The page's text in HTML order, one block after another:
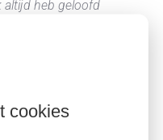
altijd heb geloofd
heb gedaan
altijd overkomt
kijk naar binnen
kan ik weer opnieuw
cookies